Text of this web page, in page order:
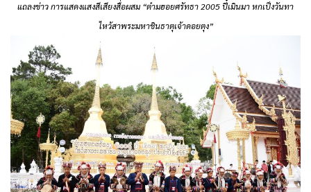
แถลงข่าว การแสดงแสงสีเสียงสื่อผสม “ต๋ามฮอยศรัทธา 2005 ปี๋เมินมา หกเป็งวันทา
ไหว้สาพระมหาชินธาตุเจ้าดอยตุง”